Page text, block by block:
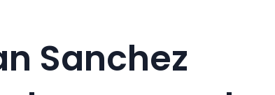
Sanchez